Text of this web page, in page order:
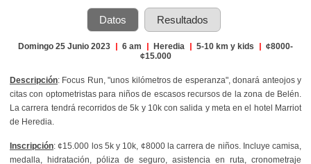
Datos Resultados
Domingo 25 Junio 2023 | 6 am | Heredia | 5-10 km y kids | ¢8000-
¢15.000
Descripción: Focus Run, "unos kilómetros de esperanza", donará anteojos y
citas con optometristas para niños de escasos recursos de la zona de Belén.
La carrera tendrá recorridos de 5k y 10k con salida y meta en el hotel Marriot
de Heredia.
Inscripción: ¢15.000 los 5k y 10k, ¢8000 la carrera de niños. Incluye camisa,
medalla, hidratación, póliza de seguro, asistencia en ruta, cronometraje